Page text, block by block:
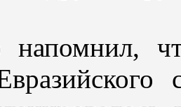
напомнил,